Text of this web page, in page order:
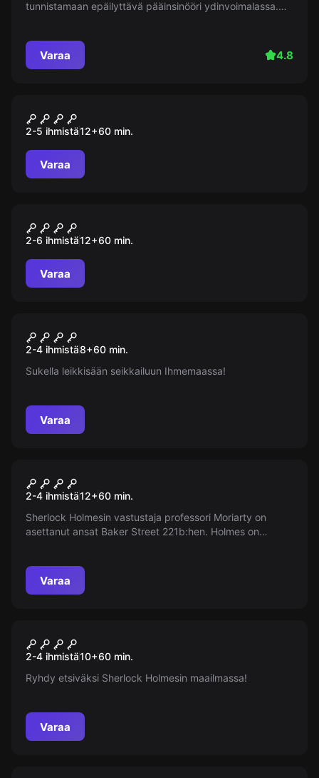
tunnistamaan epäilyttävä pääinsinööri ydinvoimalassa.
Varaa 4.8
Zombi Virus X
2-5 ihmistä12+60 min.
Varaa
Kulla rööv
2-6 ihmistä12+60 min.
Varaa
Uusi
Alicen jäljet
2-4 ihmistä8+60 min.
Sukella leikkisään seikkailuun Ihmemaassa!
Varaa
Sherlock Holmes
2-4 ihmistä12+60 min.
Sherlock Holmesin vastustaja professori Moriarty on
asettanut ansat Baker Street 221b:hen. Holmes on
Varaa
Uusi
221B Baker Street
2-4 ihmistä10+60 min.
Ryhdy etsiväksi Sherlock Holmesin maailmassa!
Varaa